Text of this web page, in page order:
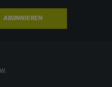
ABONNIEREN